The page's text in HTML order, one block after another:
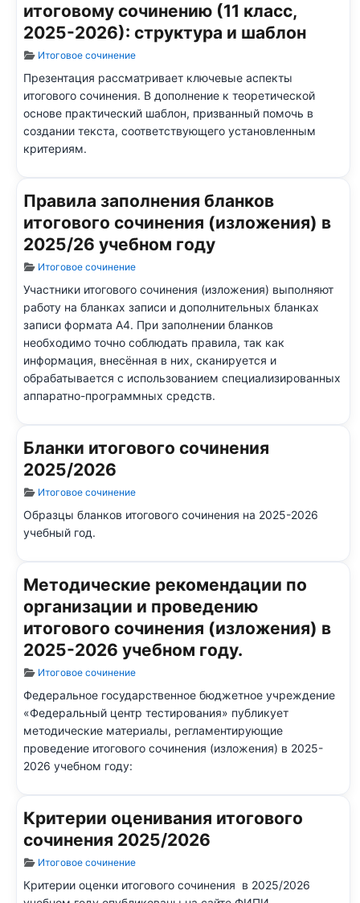
итоговому сочинению (11 класс,
2025-2026): структура и шаблон
Информация о материале
Итоговое сочинение
Презентация рассматривает ключевые аспекты
итогового сочинения. В дополнение к теоретической
основе практический шаблон, призванный помочь в
создании текста, соответствующего установленным
критериям.
Правила заполнения бланков
итогового сочинения (изложения) в
2025/26 учебном году
Информация о материале
Итоговое сочинение
Участники итогового сочинения (изложения) выполняют
работу на бланках записи и дополнительных бланках
записи формата А4. При заполнении бланков
необходимо точно соблюдать правила, так как
информация, внесённая в них, сканируется и
обрабатывается с использованием специализированных
аппаратно-программных средств.
Бланки итогового сочинения
2025/2026
Информация о материале
Итоговое сочинение
Образцы бланков итогового сочинения на 2025-2026
учебный год.
Методические рекомендации по
организации и проведению
итогового сочинения (изложения) в
2025-2026 учебном году.
Информация о материале
Итоговое сочинение
Федеральное государственное бюджетное учреждение
«Федеральный центр тестирования» публикует
методические материалы, регламентирующие
проведение итогового сочинения (изложения) в 2025-
2026 учебном году:
Критерии оценивания итогового
сочинения 2025/2026
Информация о материале
Итоговое сочинение
Критерии оценки итогового сочинения в 2025/2026